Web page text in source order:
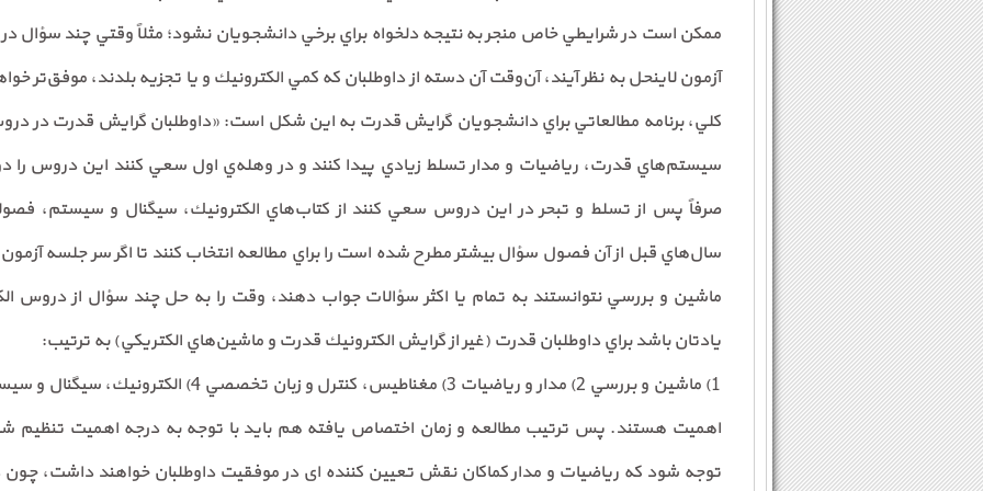
ممكن است در شرايطي خاص منجر به نتيجه دلخواه براي برخي دانشجويان نشود؛ مثلاً وقتي چند
آزمون لاينحل به نظر آيند، آن‌وقت آن دسته از داوطلبان كه كمي الكترونيك و يا تجزيه بلدند، موفق‌تر
كلي، برنامه مطالعاتي براي دانشجويان گرايش قدرت به اين شكل است: «داوطلبان گرايش قدرت در
سيستم‌هاي قدرت، رياضيات و مدار تسلط زيادي پيدا كنند و در وهله‌ي اول سعي كنند اين دروس را
صرفاً پس از تسلط و تبحر در اين دروس سعي كنند از كتاب‌هاي الكترونيك، سيگنال و سيستم،
ماشين و بررسي نتوانستند به تمام يا اكثر سؤالات جواب دهند، وقت را به حل چند سؤال از دروس
يادتان باشد براي داوطلبان قدرت (غير از گرايش الكترونيك قدرت و ماشين‌هاي الكتريكي) به ترتيب:
1) ماشين و بررسي 2) مدار و رياضيات 3) مغناطيس، كنترل
اهميت هستند. پس ترتيب مطالعه و زمان اختصاص يافته هم بايد با توجه به درجه اهميت تنظيم
توجه شود که ریاضیات و مدار کماکان نقش تعیین کننده ای در موفقیت داوطلبان خواهند داشت،